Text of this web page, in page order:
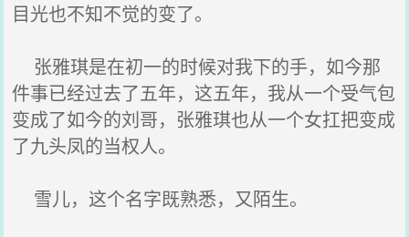
目光也不知不觉的变了。
张雅琪是在初一的时候对我下的手，如今那
件事已经过去了五年，这五年，我从一个受气包
变成了如今的刘哥，张雅琪也从一个女扛把变成
了九头凤的当权人。
雪儿，这个名字既熟悉，又陌生。